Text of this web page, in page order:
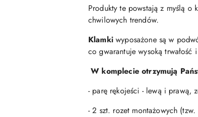
Produkty te powstają z myślą o
chwilowych trendów.
Klamkiwyposażone są w
co gwarantuje wysoką
W komplecie otrzymują
- parę rękojeści - lewą i prawą,
- 2 szt. rozet montażowych